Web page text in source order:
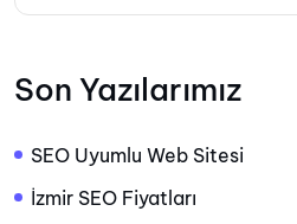
Son Yazılarımız
SEO Uyumlu Web Sitesi
İzmir SEO Fiyatları